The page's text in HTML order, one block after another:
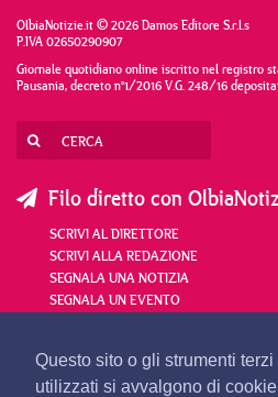
Questo sito o gli strumenti
utilizzati si avvalgono di cookie
OlbiaNotizie.it © 2026 Damos Editore S.r.l.s
P.IVA 02650290907
Giornale quotidiano online iscritto nel registro
Pausania, decreto n°1/2016 V.G. 248/16
Filo diretto con
SCRIVI AL DIRETTORE
SCRIVI ALLA REDAZIONE
SEGNALA UNA NOTIZIA
SEGNALA UN EVENTO
redazione@olbianotizie.it